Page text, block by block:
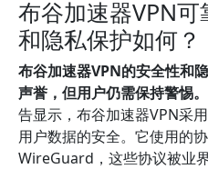
布谷加速器VPN
和隐私保护如何？
布谷加速器VPN的安全性和
声誉，但用户仍需保持警惕。
告显示，布谷加速器VPN采
用户数据的安全。它使用的
WireGuard，这些协议被业